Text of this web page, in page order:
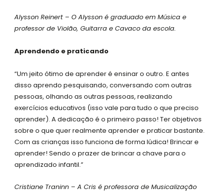
Alysson Reinert – O Alysson é graduado em Música e
professor de Violão, Guitarra e Cavaco da escola.
Aprendendo e praticando
“Um jeito ótimo de aprender é ensinar o outro. E antes
disso aprendo pesquisando, conversando com outras
pessoas, olhando as outras pessoas, realizando
exercícios educativos (isso vale para tudo o que preciso
aprender). A dedicação é o primeiro passo! Ter objetivos
sobre o que quer realmente aprender e praticar bastante.
Com as crianças isso funciona de forma lúdica! Brincar e
aprender! Sendo o prazer de brincar a chave para o
aprendizado infantil.”
Cristiane Traninn – A Cris é professora de Musicalização